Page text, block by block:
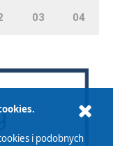
03 04
i podobnych